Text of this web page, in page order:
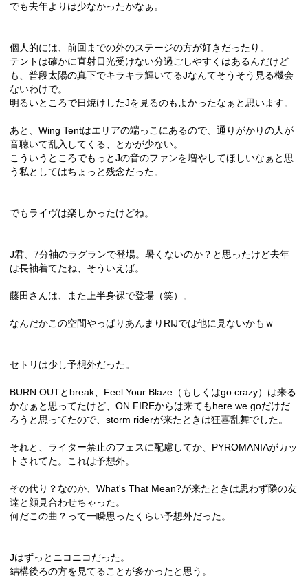
でも去年よりは少なかったかなぁ。
個人的には、前回までの外のステージの方が好きだったり。
テントは確かに直射日光受けない分過ごしやすくはあるんだけど
も、普段太陽の真下でキラキラ輝いてるJなんてそうそう見る機会
ないわけで。
明るいところで日焼けしたJを見るのもよかったなぁと思います。
あと、Wing Tentはエリアの端っこにあるので、通りがかりの人が
音聴いて乱入してくる、とかが少ない。
こういうところでもっとJの音のファンを増やしてほしいなぁと思
う私としてはちょっと残念だった。
でもライヴは楽しかったけどね。
J君、7分袖のラグランで登場。暑くないのか？と思ったけど去年
は長袖着てたね、そういえば。
藤田さんは、また上半身裸で登場（笑）。
なんだかこの空間やっぱりあんまりRIJでは他に見ないかもｗ
セトリは少し予想外だった。
BURN OUTとbreak、Feel Your Blaze（もしくはgo crazy）は来る
かなぁと思ってたけど、ON FIREからは来てもhere we goだけだ
ろうと思ってたので、storm riderが来たときは狂喜乱舞でした。
それと、ライター禁止のフェスに配慮してか、PYROMANIAがカッ
トされてた。これは予想外。
その代り？なのか、What's That Mean?が来たときは思わず隣の友
達と顔見合わせちゃった。
何だこの曲？って一瞬思ったくらい予想外だった。
Jはずっとニコニコだった。
結構後ろの方を見てることが多かったと思う。